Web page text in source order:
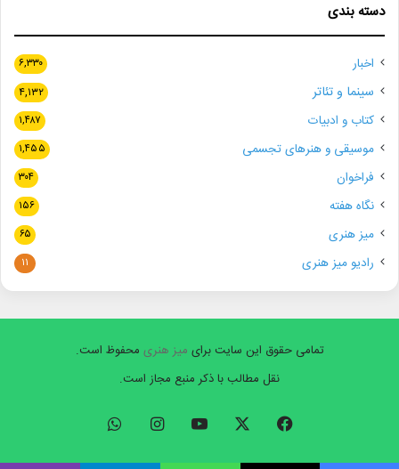
دسته بندی
اخبار ۶,۳۳۰
سینما و تئاتر ۴,۱۳۲
کتاب و ادبیات ۱,۴۸۷
موسیقی و هنرهای تجسمی ۱,۴۵۵
فراخوان ۳۰۴
نگاه هفته ۱۵۶
میز هنری ۶۵
رادیو میز هنری ۱۱
تمامی حقوق این سایت برای میز هنری محفوظ است.
نقل مطالب با ذکر منبع مجاز است.
فیسبوک ایکس یوتیوب اینستاگرام